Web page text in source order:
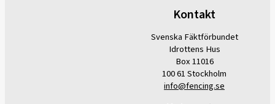
Kontakt
Svenska Fäktförbundet
Idrottens Hus
Box 11016
100 61 Stockholm
info@fencing.se